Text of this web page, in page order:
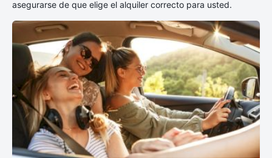
asegurarse de que elige el alquiler correcto para usted.